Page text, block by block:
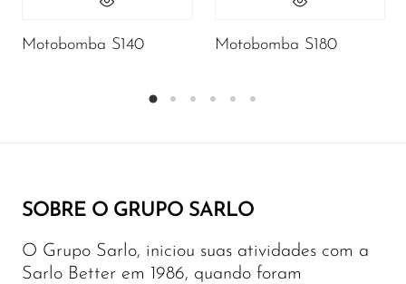
Motobomba S140 Motobomba S180
SOBRE O GRUPO SARLO
O Grupo Sarlo, iniciou suas atividades com a
Sarlo Better em 1986, quando foram